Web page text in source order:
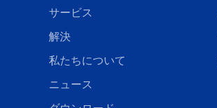
サービス
解決
私たちについて
ニュース